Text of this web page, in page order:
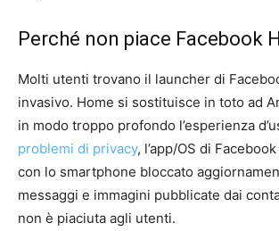
Perché non piace Facebook
Molti utenti trovano il launcher di
invasivo. Home si sostituisce in toto ad
in modo troppo profondo l’esperienza
problemi di privacy, l’app/OS di
con lo smartphone bloccato
messaggi e immagini pubblicate dai
non è piaciuta agli utenti.